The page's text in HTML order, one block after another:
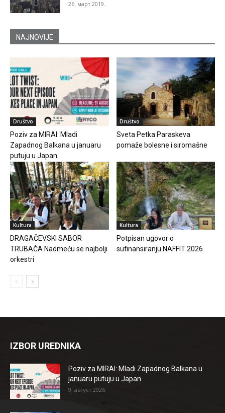
26. март 2019.
NAJNOVIJE
Društvo
Poziv za MIRAI: Mladi
Zapadnog Balkana u januaru
putuju u Japan
Društvo
Sveta Petka Paraskeva
pomaže bolesne i siromašne
Kultura
DRAGAČEVSKI SABOR
TRUBAČA Nadmeću se najbolji
orkestri
Kultura
Potpisan ugovor o
sufinansiranju NAFFIT 2026.
IZBOR UREDNIKA
Poziv za MIRAI: Mladi Zapadnog Balkana u
januaru putuju u Japan
9. август 2026.